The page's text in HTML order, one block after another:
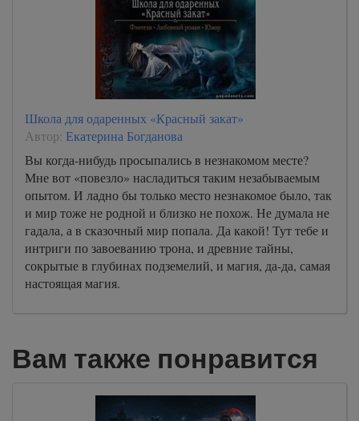
Школа для одаренных «Красный закат»
Автор: Екатерина Богданова
Вы когда-нибудь просыпались в незнакомом месте?
Мне вот «повезло» насладиться таким незабываемым
опытом. И ладно бы только место незнакомое было, так
и мир тоже не родной и близко не похож. Не думала не
гадала, а в сказочный мир попала. Да какой! Тут тебе и
интриги по завоеванию трона, и древние тайны,
сокрытые в глубинах подземелий, и магия, да-да, самая
настоящая магия.
Вам также понравится